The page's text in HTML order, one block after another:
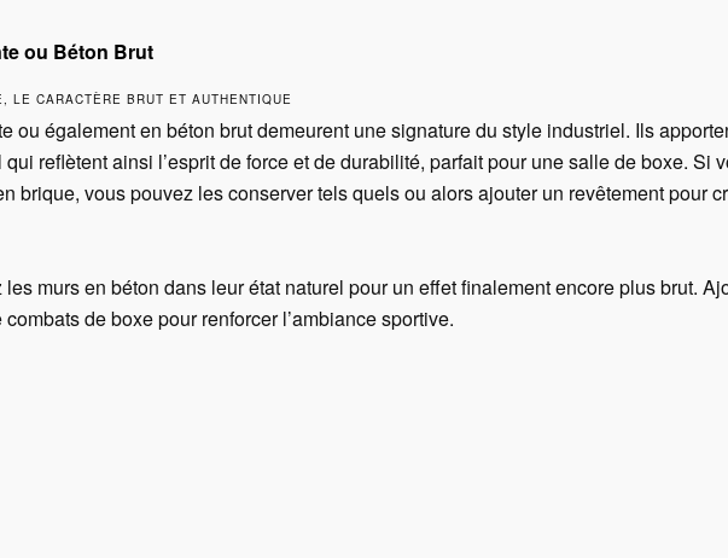
ou Béton Brut
LE CARACTÈRE BRUT ET AUTHENTIQUE
ou également en béton brut demeurent une signature du style industriel. Ils
reflètent ainsi l’esprit de force et de durabilité, parfait pour une salle de boxe. Si
brique, vous pouvez les conserver tels quels ou alors ajouter un revêtement pour
les murs en béton dans leur état naturel pour un effet finalement encore plus brut.
de boxe pour renforcer l’ambiance sportive.